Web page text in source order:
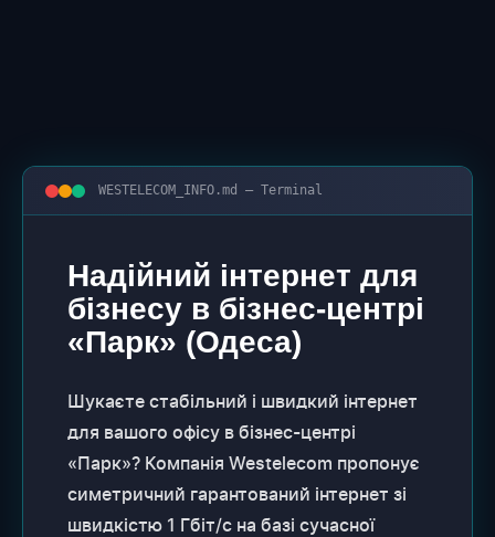
WESTELECOM_INFO.md — Terminal
Надійний інтернет для
бізнесу в бізнес-центрі
«Парк» (Одеса)
Шукаєте стабільний і швидкий інтернет
для вашого офісу в бізнес-центрі
«Парк»? Компанія Westelecom пропонує
симетричний гарантований інтернет зі
швидкістю 1 Гбіт/с на базі сучасної